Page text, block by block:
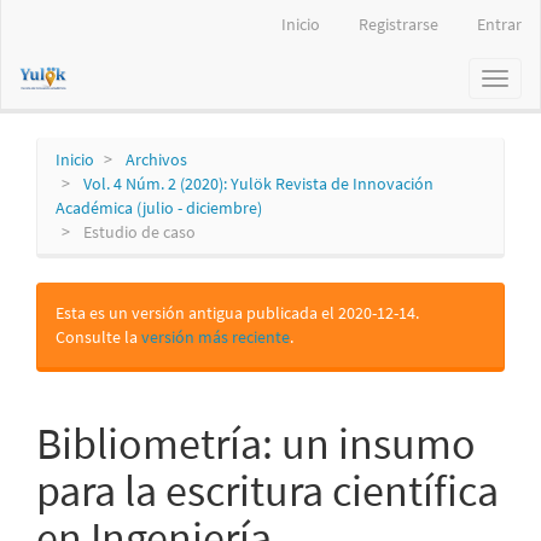
principal
Inicio Registrarse Entrar
Toggle
Inicio
Archivos
Vol. 4 Núm. 2 (2020): Yulök Revista de Innovación
Académica (julio - diciembre)
Estudio de caso
Esta es un versión antigua publicada el 2020-12-14.
Consulte la versión más reciente.
Bibliometría: un insumo
para la escritura científica